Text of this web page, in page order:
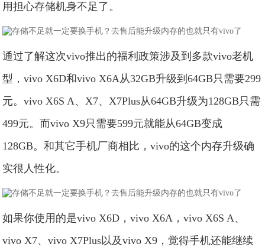
用担心存储机身不足了。
通过了解这次vivo推出的福利政策涉及到多款vivo老机
型，vivo X6D和vivo X6A从32GB升级到64GB只需要299
元。vivo X6S A、X7、X7Plus从64GB升级为128GB只需
499元。而vivo X9只需要599元就能从64GB变成
128GB。和其它手机厂商相比，vivo的这个内存升级确
实很人性化。
如果你使用的是vivo X6D，vivo X6A，vivo X6S A、
vivo X7、vivo X7Plus以及vivo X9，觉得手机还能继续